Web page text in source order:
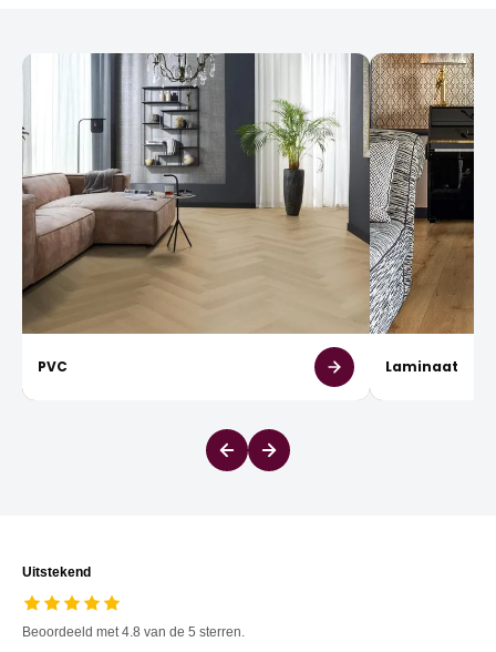
PVC Laminaat
Uitstekend
Beoordeeld met 4.8 van de 5 sterren.